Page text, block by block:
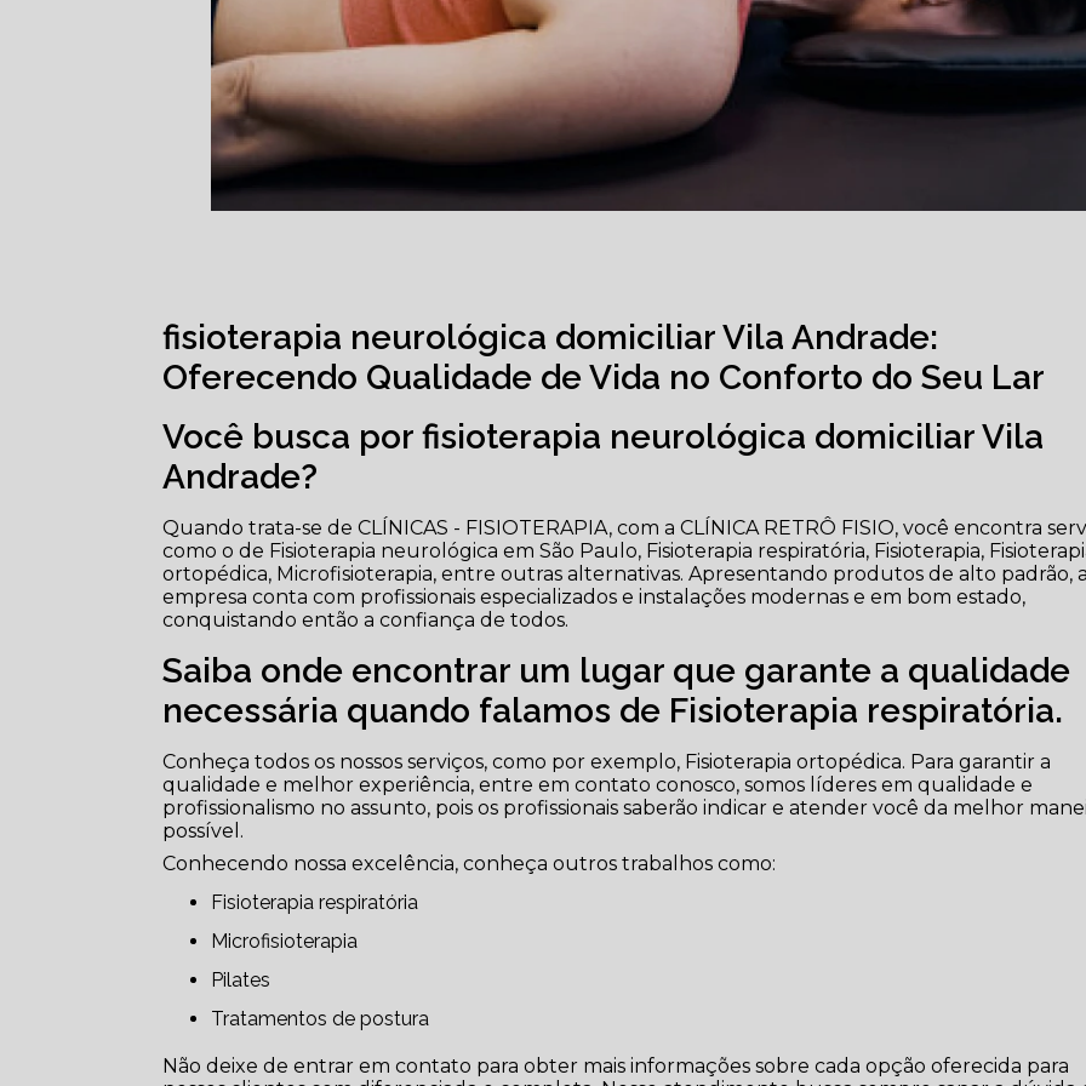
fisioterapia neurológica domiciliar Vila Andrade:
Oferecendo Qualidade de Vida no Conforto do Seu Lar
Você busca por fisioterapia neurológica domiciliar Vila
Andrade?
Quando trata-se de CLÍNICAS - FISIOTERAPIA, com a CLÍNICA RETRÔ FISIO, você encontra
como o de Fisioterapia neurológica em São Paulo, Fisioterapia respiratória, Fisioterapia,
ortopédica, Microfisioterapia, entre outras alternativas. Apresentando produtos de alto padrão,
empresa conta com profissionais especializados e instalações modernas e em bom estado,
conquistando então a confiança de todos.
Saiba onde encontrar um lugar que garante a qualidade
necessária quando falamos de Fisioterapia respiratória.
Conheça todos os nossos serviços, como por exemplo, Fisioterapia ortopédica. Para garantir a
qualidade e melhor experiência, entre em contato conosco, somos líderes em qualidade e
profissionalismo no assunto, pois os profissionais saberão indicar e atender você da melhor
possível.
Conhecendo nossa excelência, conheça outros trabalhos como:
Fisioterapia respiratória
Microfisioterapia
Pilates
Tratamentos de postura
Não deixe de entrar em contato para obter mais informações sobre cada opção oferecida para